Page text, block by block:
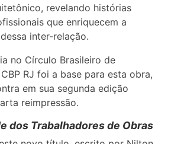
revelando histórias
que enriquecem a
inter-relação.
no Círculo Brasileiro de
RJ foi a base para esta obra,
em sua segunda edição
reimpressão.
dos Trabalhadores de Obras